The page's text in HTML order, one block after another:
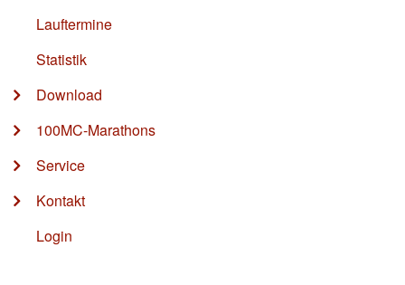
Lauftermine
Statistik
Download
100MC-Marathons
Service
Kontakt
Login